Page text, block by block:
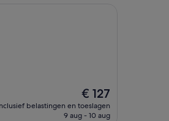
De
prijs
is
€ 127
belastingen en toeslagen
9 aug - 10 aug